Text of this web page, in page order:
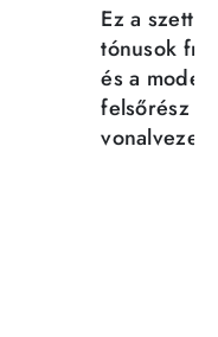
Ez a szett
tónusok
és a
felsőrész